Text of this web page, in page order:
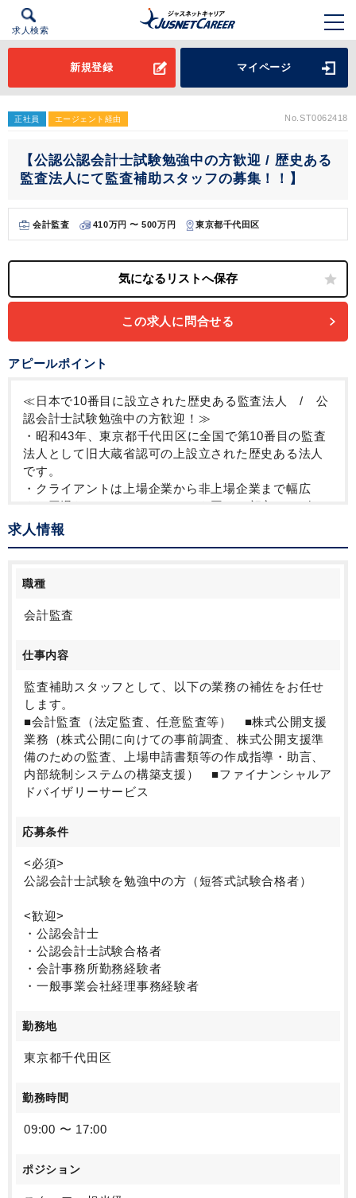
求人検索
新規登録 マイページ
正社員 エージェント経由 No.ST0062418
【公認公認会計士試験勉強中の方歓迎 / 歴史ある
監査法人にて監査補助スタッフの募集！！】
会計監査 410万円 〜 500万円 東京都千代田区
この求人に問合せる
アピールポイント
≪日本で10番目に設立された歴史ある監査法人 / 公
認会計士試験勉強中の方歓迎！≫
・昭和43年、東京都千代田区に全国で第10番目の監査
法人として旧大蔵省認可の上設立された歴史ある法人
です。
・クライアントは上場企業から非上場企業まで幅広
く、円滑なコミュニケーションを図り、顧客ニーズに
対して実務的な解決方法を提供することにより、信頼
関係を構築してきました。
と、自由な意見交換がおこなわれており、監査チーム
内外での指導や自由な議論を通して個人の成長を図る
ことが可能です。
勉強に専念できる体制が整っています。勤務中の隙間
時間を見つけて勉強することも認められており、在宅
勤務時なども活用しながら勉強を進めているメンバー
も在籍しています。
【監査会社等の数：合計26社】
■一部上場会社7社 ■二部上場会社1社 ■JASDAQ1
社 ■金商法監査対象会社 3社 ■会社法監査対象会
社 4社
■学校法人監査対象会社1社 ■任意監査対象会社9社
求人情報
職種
会計監査
仕事内容
監査補助スタッフとして、以下の業務の補佐をお任せ
します。
■会計監査（法定監査、任意監査等） ■株式公開支援
業務（株式公開に向けての事前調査、株式公開支援準
備のための監査、上場申請書類等の作成指導・助言、
内部統制システムの構築支援） ■ファイナンシャルア
ドバイザリーサービス
応募条件
<必須>
公認会計士試験を勉強中の方（短答式試験合格者）
<歓迎>
・公認会計士
・公認会計士試験合格者
・会計事務所勤務経験者
・一般事業会社経理事務経験者
勤務地
東京都千代田区
勤務時間
09:00 〜 17:00
ポジション